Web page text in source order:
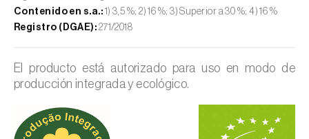
Contenido en s.a.: 1) 3,5 %; 2) 16 %; 3) Superior a 30 %; 4) 16 %
Registro (DGAE): 271/2018
El producto está autorizado para uso en modo de
producción integrada y ecológico.